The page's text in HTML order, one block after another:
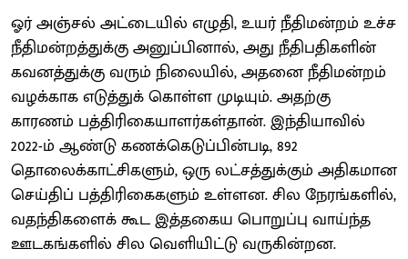
ஓர் அஞ்சல் அட்டையில் எழுதி, உயர் நீதிமன்றம் உச்ச
நீதிமன்றத்துக்கு அனுப்பினால், அது நீதிபதிகளின்
கவனத்துக்கு வரும் நிலையில், அதனை நீதிமன்றம்
வழக்காக எடுத்துக் கொள்ள முடியும். அதற்கு
காரணம் பத்திரிகையாளர்கள்தான். இந்தியாவில்
2022-ம் ஆண்டு கணக்கெடுப்பின்படி, 892
தொலைக்காட்சிகளும், ஒரு லட்சத்துக்கும் அதிகமான
செய்திப் பத்திரிகைகளும் உள்ளன. சில நேரங்களில்,
வதந்திகளைக் கூட இத்தகைய பொறுப்பு வாய்ந்த
ஊடகங்களில் சில வெளியிட்டு வருகின்றன.